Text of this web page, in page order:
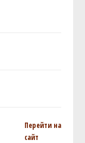
Перейти на
сайт